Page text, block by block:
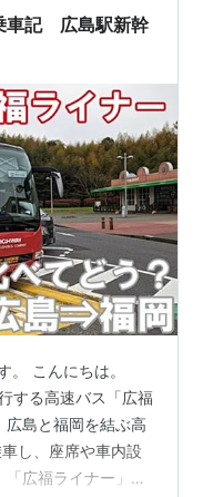
記 広島駅新幹
。 こんにちは。
する高速バス「広福
広島と福岡を結ぶ高
し、座席や車内設
広福ライナー」